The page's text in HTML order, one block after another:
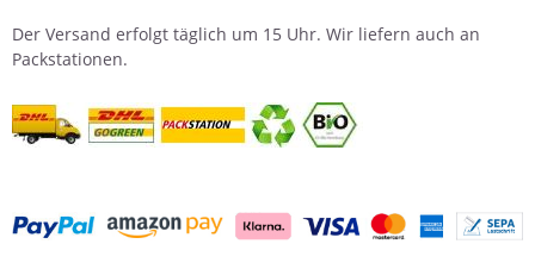
Der Versand erfolgt täglich um 15 Uhr. Wir liefern auch an
Packstationen.